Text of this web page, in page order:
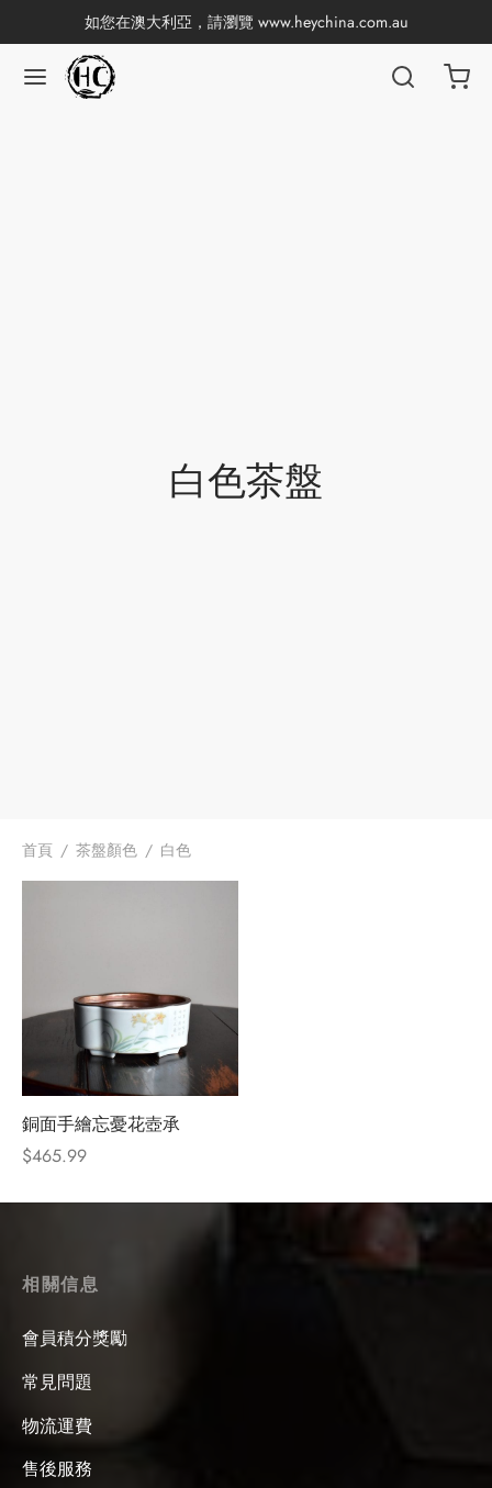
如您在澳大利亞，請瀏覽 www.heychina.com.au
白色茶盤
首頁 / 茶盤顏色 / 白色
銅面手繪忘憂花壺承
$465.99
相關信息
會員積分獎勵
常見問題
物流運費
售後服務